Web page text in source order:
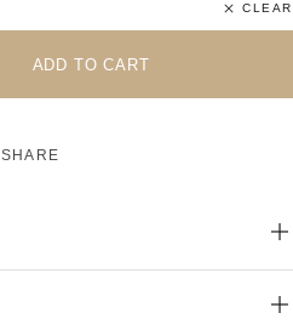
CLEAR
ADD TO CART
SHARE